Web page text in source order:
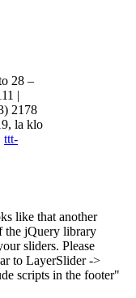
28 –
|
2178
la klo
ttt-
like that another
the jQuery library
sliders. Please
to LayerSlider ->
scripts in the footer"